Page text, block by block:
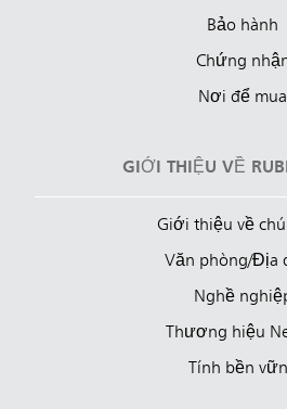
Bảo hành
Chứng
Nơi để mua
GIỚI THIỆU VỀ
Giới thiệu về
Văn phòng/Địa
Nghề
Thương hiệu
Tính bền